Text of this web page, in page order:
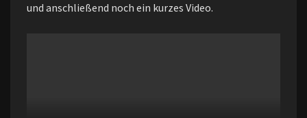
und anschließend noch ein kurzes Video.